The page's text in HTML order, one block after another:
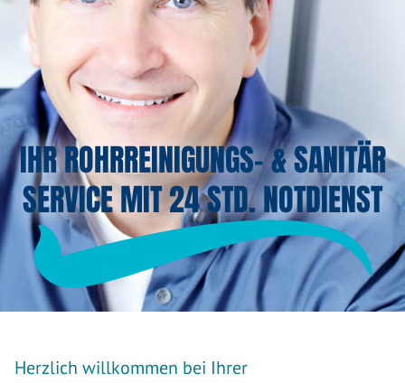
IHR ROHRREINIGUNGS- & SANITÄR
SERVICE MIT 24 STD. NOTDIENST
Herzlich willkommen bei Ihrer